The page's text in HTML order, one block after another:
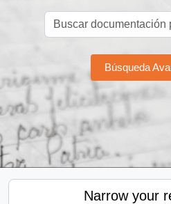
Búsqueda
Narrow your